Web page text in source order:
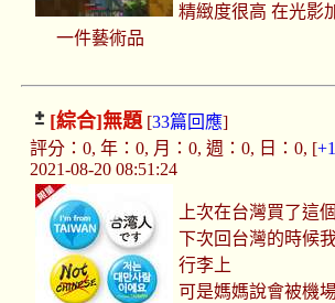
精緻度很高 在光影
一件藝術品
[綜合]無題[33篇回應]
評分：0, 年：0, 月：0, 週：0, 日：0, [+1
2021-08-20 08:51:24
上次在台灣買了這個
下次回台灣的時候
行李上
可是媽媽說會被機